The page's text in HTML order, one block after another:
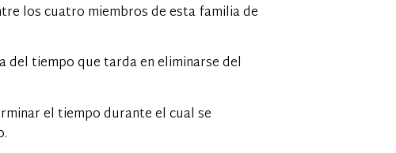
los cuatro miembros de esta familia de
del tiempo que tarda en eliminarse del
el tiempo durante el cual se